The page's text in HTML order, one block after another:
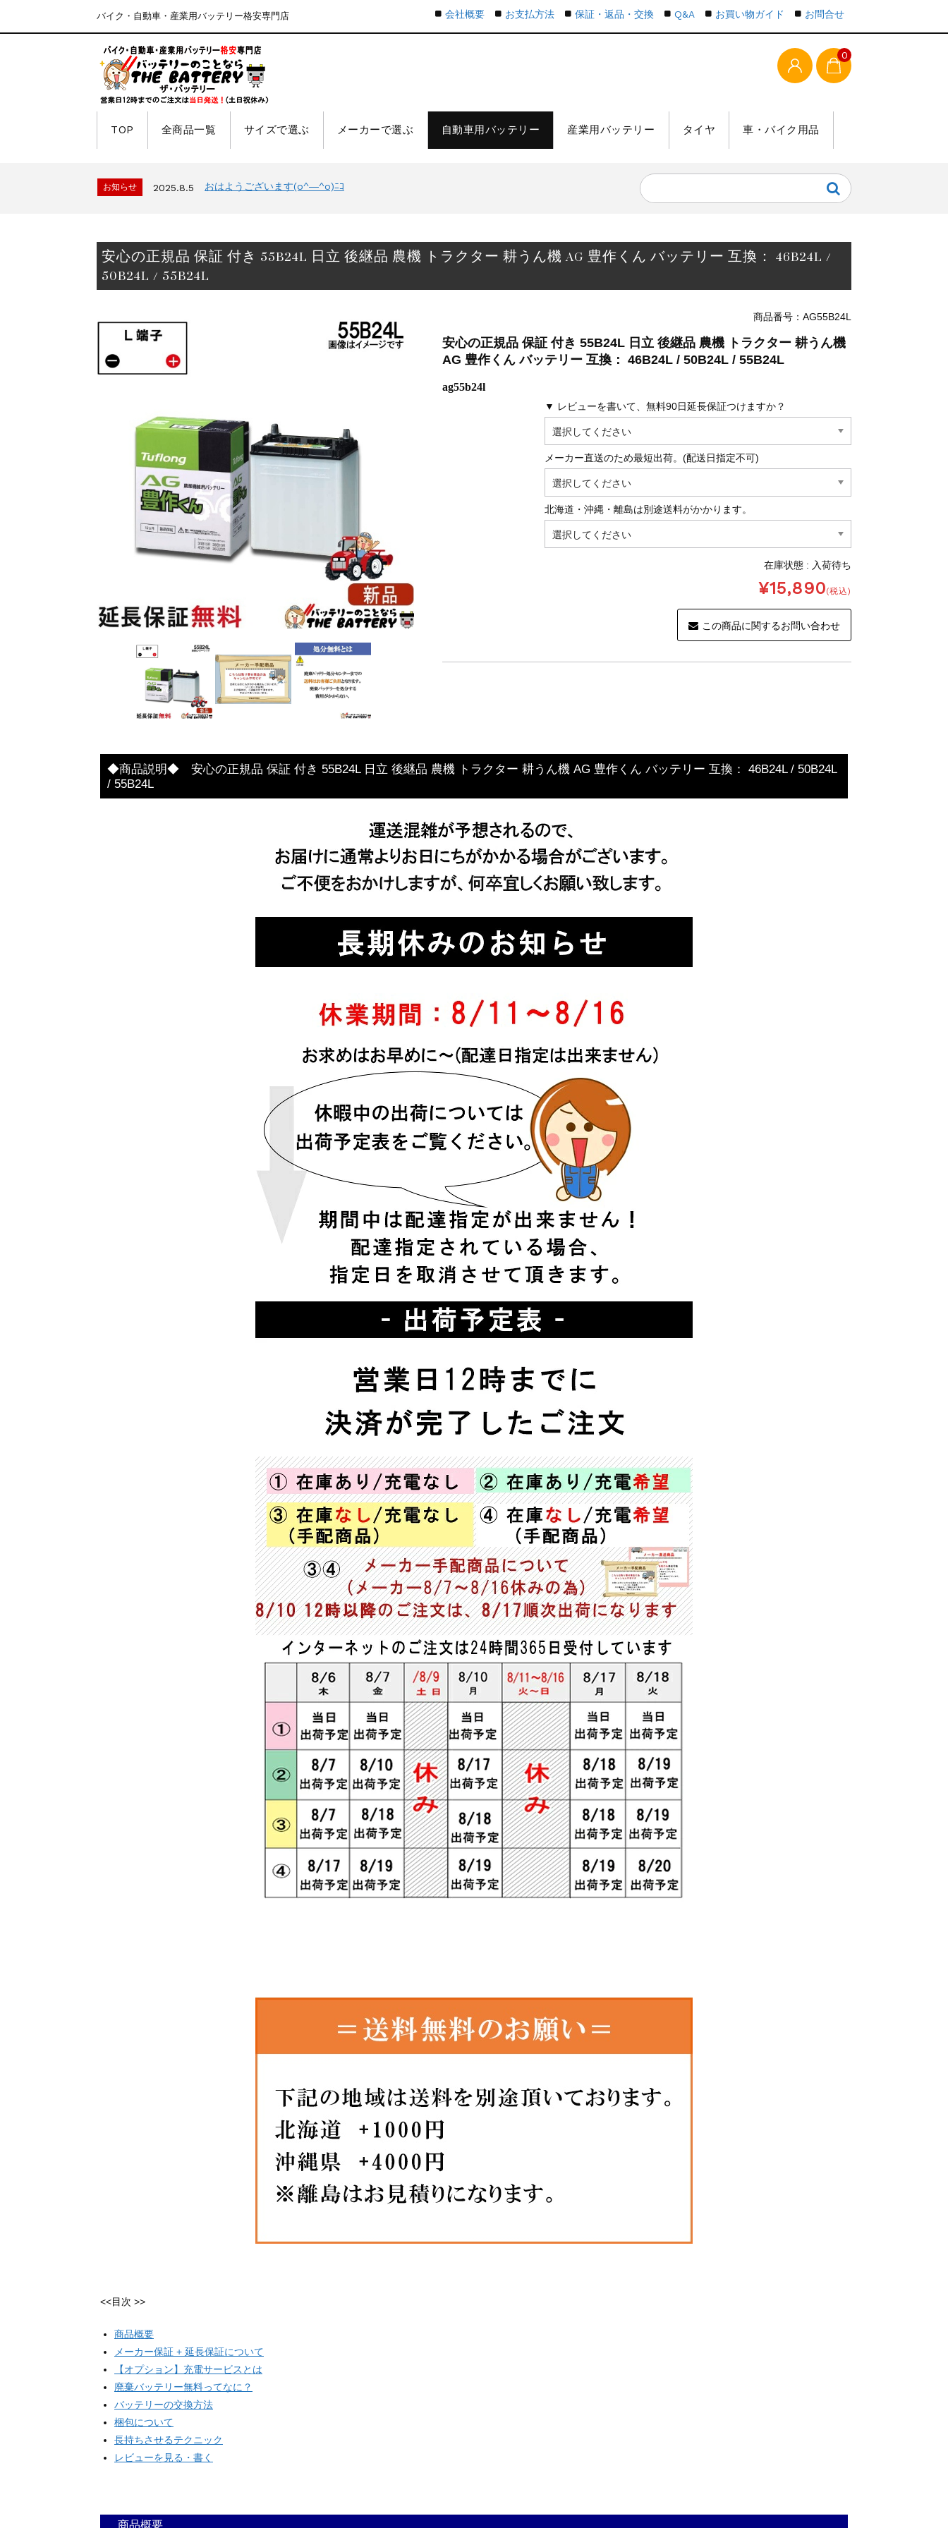
バイク・自動車・産業用バッテリー格安専門店
0
TOP 全商品一覧 サイズで選ぶ メーカーで選ぶ 自動車用バッテリー 産業用バッテリー タイヤ 車・バイク用品
会社概要 お支払方法 保証・返品・交換 Q&A お買い物ガイド お問合せ
お知らせ 2025.8.5 おはようございます(o^―^o)ﾆｺ
安心の正規品 保証 付き 55B24L 日立 後継品 農機 トラクター 耕うん機 AG 豊作くん バッテリー 互換： 46B24L /
50B24L / 55B24L
商品番号：AG55B24L
安心の正規品 保証 付き 55B24L 日立 後継品 農機 トラクター 耕うん機
AG 豊作くん バッテリー 互換： 46B24L / 50B24L / 55B24L
ag55b24l
▼ レビューを書いて、無料90日延長保証つけますか？
メーカー直送のため最短出荷。(配送日指定不可)
北海道・沖縄・離島は別途送料がかかります。
在庫状態 : 入荷待ち
¥15,890(税込)
この商品に関するお問い合わせ
◆商品説明◆ 安心の正規品 保証 付き 55B24L 日立 後継品 農機 トラクター 耕うん機 AG 豊作くん バッテリー 互換： 46B24L / 50B24L
/ 55B24L
<<目次 >>
商品概要
メーカー保証 + 延長保証について
【オプション】充電サービスとは
廃棄バッテリー無料ってなに？
バッテリーの交換方法
梱包について
長持ちさせるテクニック
レビューを見る・書く
商品概要